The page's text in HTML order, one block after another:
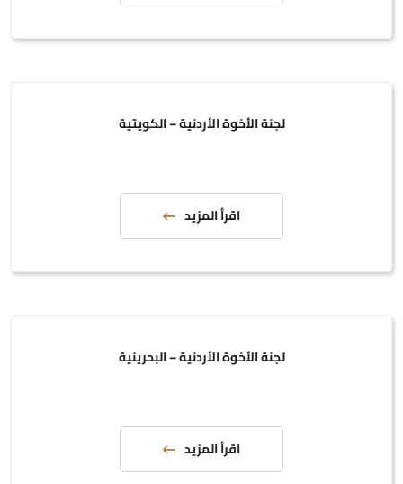
لجنة الأخوة الأردنية – الكويتية
اقرأ المزيد
لجنة الأخوة الأردنية – البحرينية
اقرأ المزيد